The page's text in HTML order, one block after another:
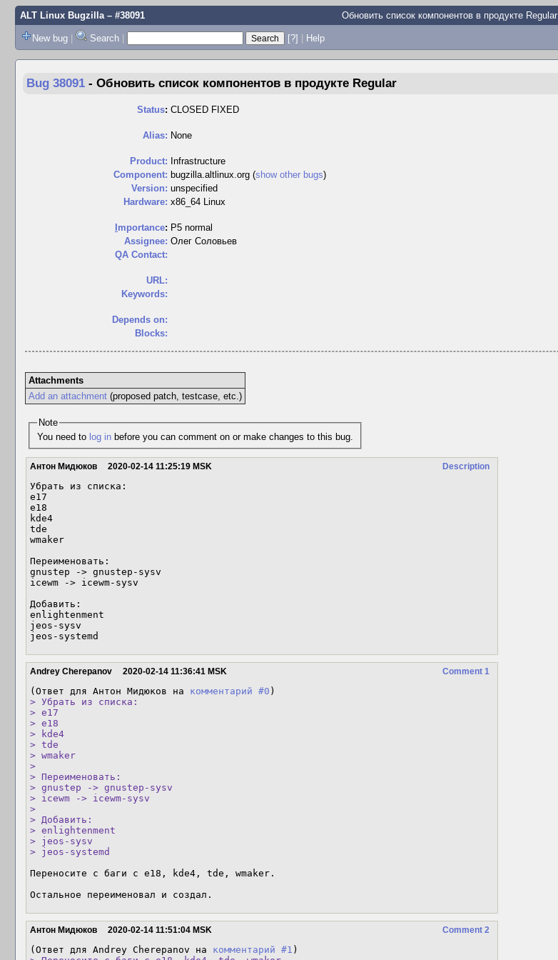
ALT Linux Bugzilla– #38091 Обновить список компонентов в продукте Regular
New bug | Search | [?] | Help
Bug 38091 - Обновить список компонентов в продукте Regular
Status: CLOSED FIXED
Alias: None
Product: Infrastructure
Component: bugzilla.altlinux.org (show other bugs)
Version: unspecified
Hardware: x86_64 Linux
mportance: P5 normal
Assignee: Олег Соловьев
QA Contact:
URL:
Keywords:
Depends on:
Blocks:
Attachments
Add an attachment(proposed patch, testcase, etc.)
Note
You need to log in before you can comment on or make changes to this bug.
Description
Антон Мидюков 2020-02-14 11:25:19 MSK
Убрать из списка:
e17
e18
kde4
tde
wmaker
Переименовать:
gnustep -> gnustep-sysv
icewm -> icewm-sysv
Добавить:
enlightenment
jeos-sysv
jeos-systemd
Comment 1
Andrey Cherepanov 2020-02-14 11:36:41 MSK
(Ответ для Антон Мидюков на комментарий #0
> Убрать из списка:
> e17
> e18
> kde4
> tde
> wmaker
>
> Переименовать:
> gnustep -> gnustep-sysv
> icewm -> icewm-sysv
>
> Добавить:
> enlightenment
> jeos-sysv
> jeos-systemd
Переносите с баги с e18, kde4, tde, wmaker.
Остальное переименовал и создал.
Comment 2
Антон Мидюков 2020-02-14 11:51:04 MSK
(Ответ для Andrey Cherepanov на комментарий #1